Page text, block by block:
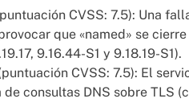
CVSS: 7.5): Una
que «named» se
9.16.44-S1 y 9.18.19-S1).
CVSS: 7.5): El
consultas DNS sobre TLS